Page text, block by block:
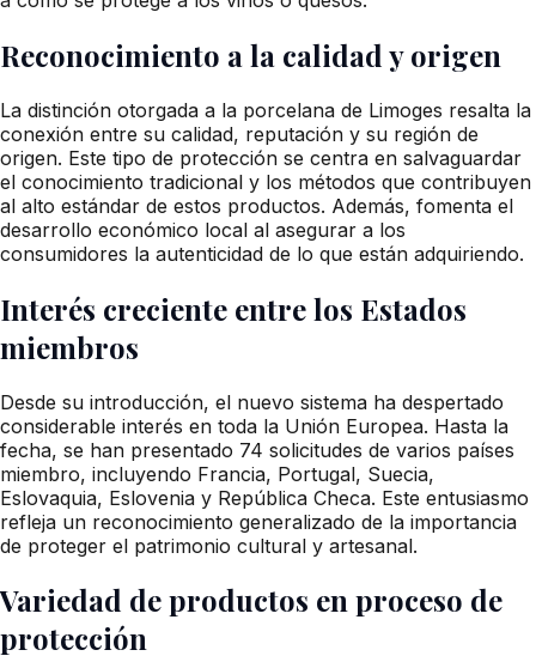
Reconocimiento a la calidad y origen
La distinción otorgada a la porcelana de Limoges resalta la
conexión entre su calidad, reputación y su región de
origen. Este tipo de protección se centra en salvaguardar
el conocimiento tradicional y los métodos que contribuyen
al alto estándar de estos productos. Además, fomenta el
desarrollo económico local al asegurar a los
consumidores la autenticidad de lo que están adquiriendo.
Interés creciente entre los Estados
miembros
Desde su introducción, el nuevo sistema ha despertado
considerable interés en toda la Unión Europea. Hasta la
fecha, se han presentado 74 solicitudes de varios países
miembro, incluyendo Francia, Portugal, Suecia,
Eslovaquia, Eslovenia y República Checa. Este entusiasmo
refleja un reconocimiento generalizado de la importancia
de proteger el patrimonio cultural y artesanal.
Variedad de productos en proceso de
protección